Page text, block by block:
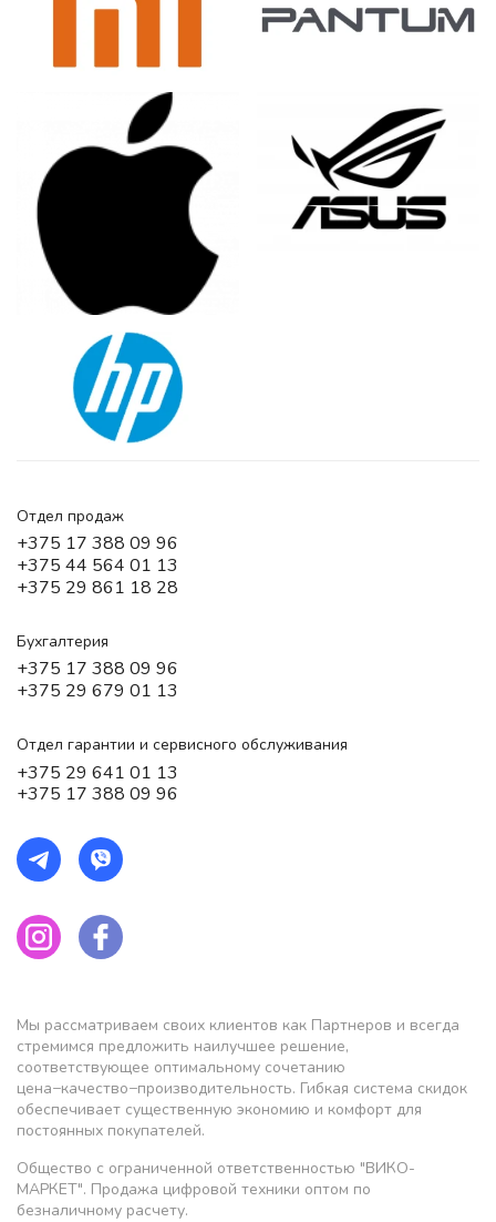
Отдел продаж
+375 17 388 09 96
+375 44 564 01 13
+375 29 861 18 28
Бухгалтерия
+375 17 388 09 96
+375 29 679 01 13
Отдел гарантии и сервисного обслуживания
+375 29 641 01 13
+375 17 388 09 96
Мы рассматриваем своих клиентов как Партнеров и всегда
стремимся предложить наилучшее решение,
соответствующее оптимальному сочетанию
цена−качество−производительность. Гибкая система скидок
обеспечивает существенную экономию и комфорт для
постоянных покупателей.
Общество с ограниченной ответственностью "ВИКО-
МАРКЕТ". Продажа цифровой техники оптом по
безналичному расчету.